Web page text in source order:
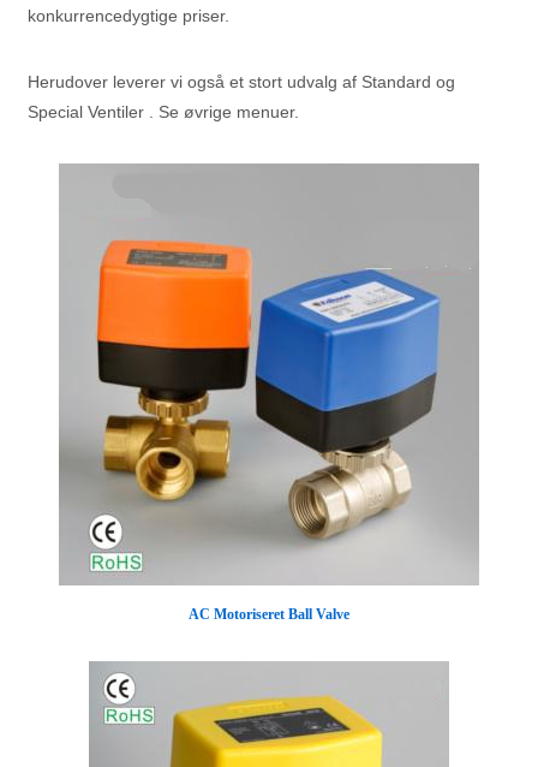
konkurrencedygtige priser.
Herudover leverer vi også et stort udvalg af Standard og
Special Ventiler . Se øvrige menuer.
AC Motoriseret Ball Valve